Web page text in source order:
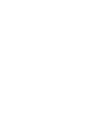
murah online